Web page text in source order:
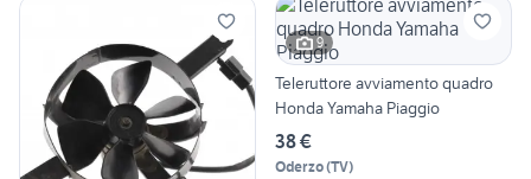
9
Teleruttore avviamento quadro
Honda Yamaha Piaggio
38 €
Oderzo(TV)